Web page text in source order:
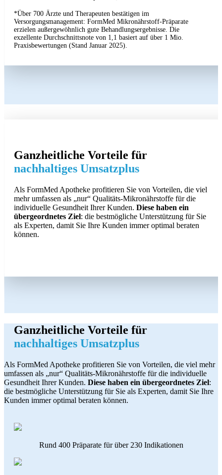
*Über 700 Ärzte und Therapeuten bestätigen im
Versorgungsmanagement: FormMed Mikronährstoff-Präparate
erzielen außergewöhnlich gute Behandlungsergebnisse. Die
exzellente Durchschnittsnote von 1,1 basiert auf über 1 Mio.
Praxisbewertungen (Stand Januar 2025).
Ganzheitliche Vorteile für
nachhaltiges Umsatzplus
Als FormMed Apotheke profitieren Sie von Vorteilen, die viel
mehr umfassen als „nur“ Qualitäts-Mikronährstoffe für die
individuelle Gesundheit Ihrer Kunden. Diese haben ein
übergeordnetes Ziel: die bestmögliche Unterstützung für Sie
als Experten, damit Sie Ihre Kunden immer optimal beraten
können.
Ganzheitliche Vorteile für
nachhaltiges Umsatzplus
Als FormMed Apotheke profitieren Sie von Vorteilen, die viel mehr
umfassen als „nur“ Qualitäts-Mikronährstoffe für die individuelle
Gesundheit Ihrer Kunden. Diese haben ein übergeordnetes Ziel:
die bestmögliche Unterstützung für Sie als Experten, damit Sie Ihre
Kunden immer optimal beraten können.
Rund 400 Präparate für über 230 Indikationen